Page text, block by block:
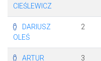
CIEŚLEWICZ
DARIUSZ
OLEŚ
2
ARTUR
3